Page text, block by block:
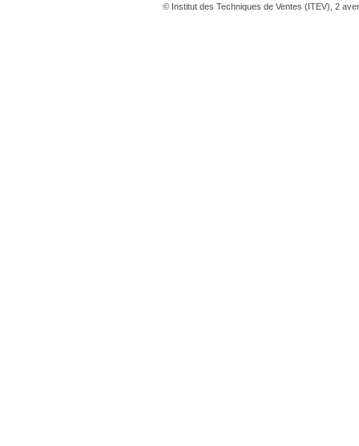
© Institut des Techniques de Ventes (ITEV), 2